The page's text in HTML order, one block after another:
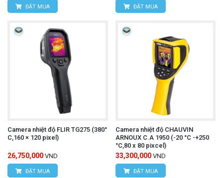
ĐẶT MUA ĐẶT MUA
Camera nhiệt độ FLIR TG275 (380°
C,160 × 120 pixel)
26,750,000 VND
ĐẶT MUA
Camera nhiệt độ CHAUVIN
ARNOUX C.A 1950 (-20 °C -+250
°C,80 x 80 pixcel)
33,300,000 VND
ĐẶT MUA